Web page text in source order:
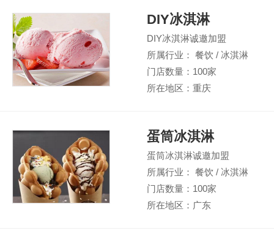
DIY冰淇淋
DIY冰淇淋诚邀加盟
所属行业： 餐饮 / 冰淇淋
门店数量：100家
所在地区：重庆
蛋筒冰淇淋
蛋筒冰淇淋诚邀加盟
所属行业： 餐饮 / 冰淇淋
门店数量：100家
所在地区：广东